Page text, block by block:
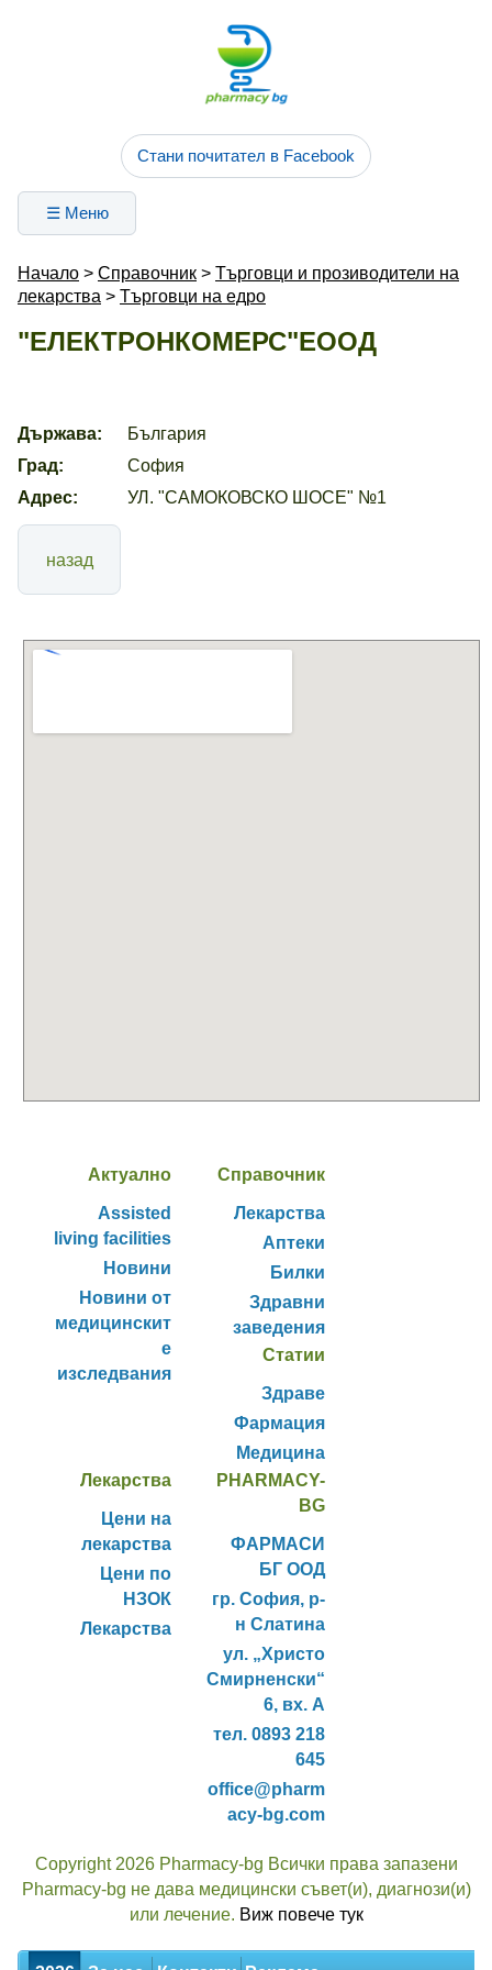
Стани почитател в Facebook
☰ Меню
Начало > Справочник > Търговци и прозиводители на
лекарства > Търговци на едро
"ЕЛЕКТРОНКОМЕРС"ЕООД
Държава:
България
Град:
София
Адрес:
УЛ. "САМОКОВСКО ШОСЕ" №1
назад
Актуално
Assisted
living facilities
Новини
Новини от
медицинскит
е
изследвания
Справочник
Лекарства
Аптеки
Билки
Здравни
заведения
Статии
Здраве
Фармация
Медицина
Лекарства
Цени на
лекарства
Цени по
НЗОК
Лекарства
PHARMACY-
BG
ФАРМАСИ
БГ ООД
гр. София, р-
н Слатина
ул. „Христо
Смирненски“
6, вх. А
тел. 0893 218
645
office@pharm
acy-bg.com
Copyright 2026 Pharmacy-bg Всички права запазени
Pharmacy-bg не дава медицински съвет(и), диагнози(и)
или лечение. Виж повече тук